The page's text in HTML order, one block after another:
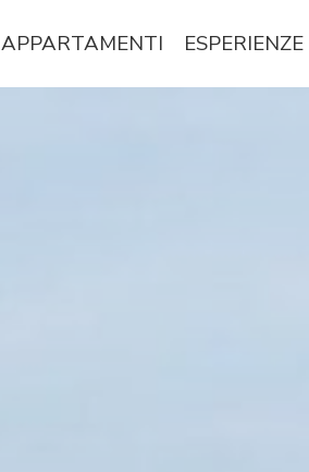
APPARTAMENTI ESPERIENZE